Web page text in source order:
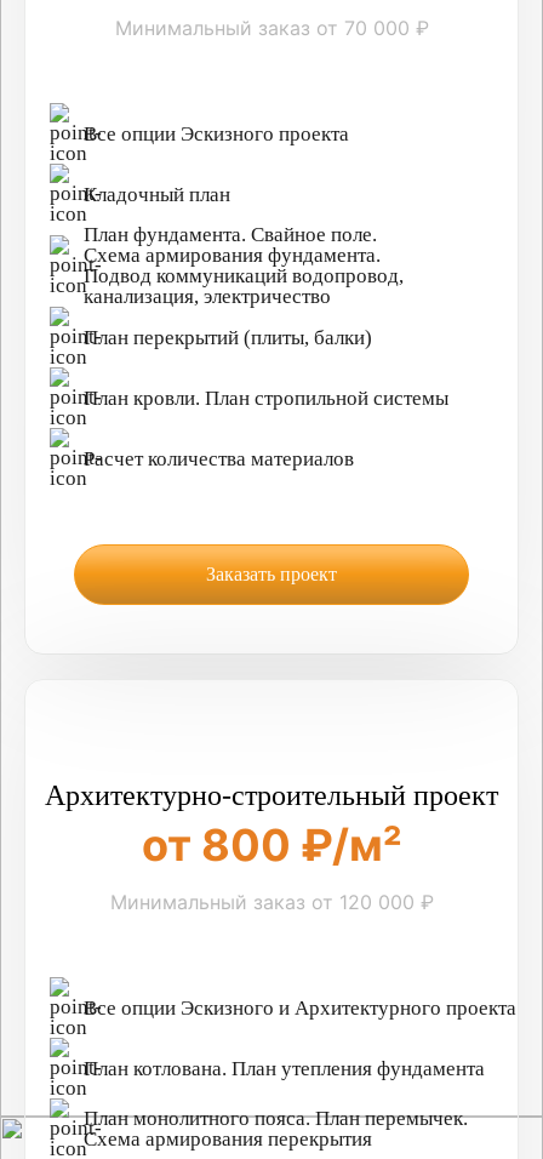
Минимальный заказ от 70 000 ₽
Все опции Эскизного проекта
Кладочный план
План фундамента. Свайное поле.
Схема армирования фундамента.
Подвод коммуникаций водопровод,
канализация, электричество
План перекрытий (плиты, балки)
План кровли. План стропильной системы
Расчет количества материалов
Заказать проект
Архитектурно-строительный проект
от 800 ₽/м²
Минимальный заказ от 120 000 ₽
Все опции Эскизного и Архитектурного проекта
План котлована. План утепления фундамента
План монолитного пояса. План перемычек.
Схема армирования перекрытия